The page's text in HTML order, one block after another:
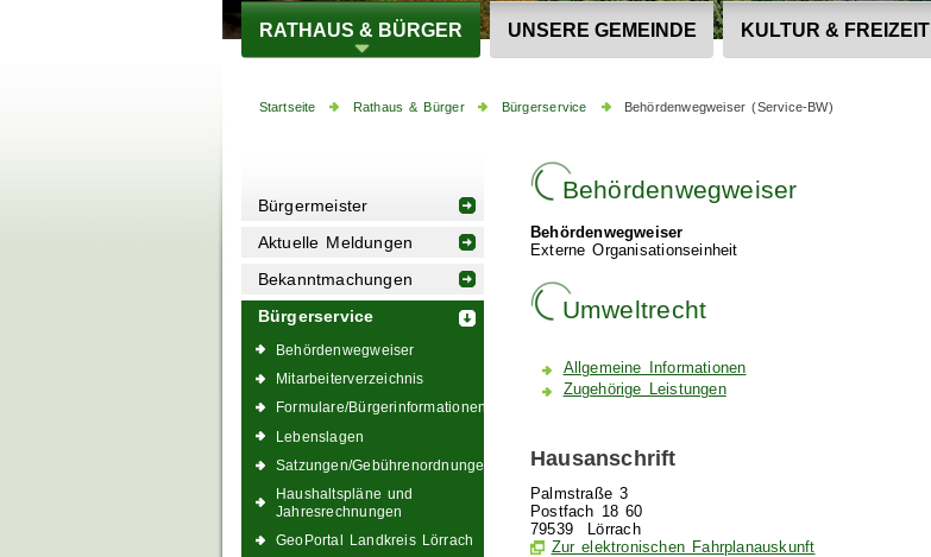
RATHAUS & BÜRGER UNSERE GEMEINDE KULTUR & FREIZEIT
Startseite Rathaus & Bürger Bürgerservice Behördenwegweiser (Service-BW)
Bürgermeister
Aktuelle Meldungen
Bekanntmachungen
Bürgerservice
Behördenwegweiser
Mitarbeiterverzeichnis
Formulare/Bürgerinformationen
Lebenslagen
Satzungen/Gebührenordnungen
Haushaltspläne und
Jahresrechnungen
GeoPortal Landkreis Lörrach
Behördenwegweiser
Behördenwegweiser
Externe Organisationseinheit
Umweltrecht
Allgemeine Informationen
Zugehörige Leistungen
Hausanschrift
Palmstraße 3
Postfach 18 60
79539
Lörrach
Zur elektronischen Fahrplanauskunft